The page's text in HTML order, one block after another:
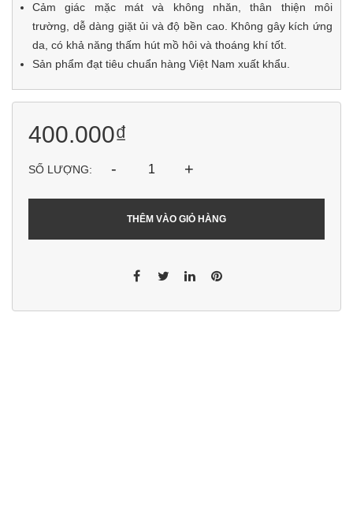
Cảm giác mặc mát và không nhăn, thân thiện môi
trường, dễ dàng giặt ủi và độ bền cao. Không gây kích ứng
da, có khả năng thấm hút mồ hôi và thoáng khí tốt.
Sản phẩm đạt tiêu chuẩn hàng Việt Nam xuất khẩu.
400.000₫
SỐ LƯỢNG: - +
THÊM VÀO GIỎ HÀNG